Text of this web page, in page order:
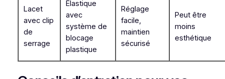
Lacet
avec clip
de
serrage
Élastique
avec
système de
blocage
plastique
Réglage
facile,
maintien
sécurisé
Peut être
moins
esthétique